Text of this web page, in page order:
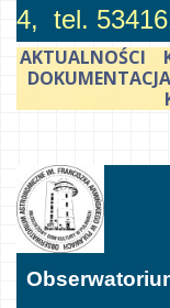
4, tel.
AKTUALNOŚCI
DOKUMENTACJA